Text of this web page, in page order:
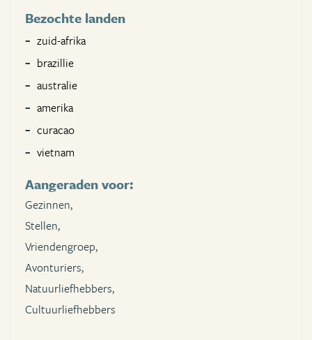
Bezochte landen
zuid-afrika
brazillie
australie
amerika
curacao
vietnam
Aangeraden voor:
Gezinnen,
Stellen,
Vriendengroep,
Avonturiers,
Natuurliefhebbers,
Cultuurliefhebbers